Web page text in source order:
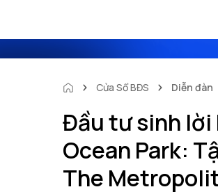
Cửa Sổ BĐS Diễn đàn
Đầu tư sinh lời
Ocean Park:
The